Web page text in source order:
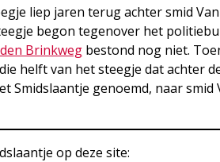
liep jaren terug achter smid
begon tegenover het
den Brinkweg bestond nog niet.
helft van het steegje dat achter
Smidslaantje genoemd, naar smid
op deze site: